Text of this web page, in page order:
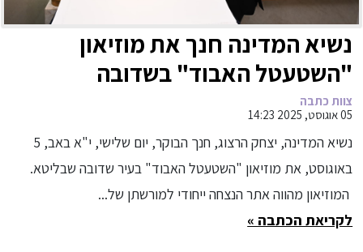
נשיא המדינה חנך את מוזיאון
"השטעטל האבוד" בשדובה
צוות כתבה
05 אוגוסט, 2025 14:23
נשיא המדינה, יצחק הרצוג, חנך הבוקר, יום שלישי, י"א באב, 5
באוגוסט, את מוזיאון "השטעטל האבוד" בעיר שדובה שבליטא.
המוזיאון מהווה אתר הנצחה ייחודי למורשתן של...
לקריאת הכתבה »